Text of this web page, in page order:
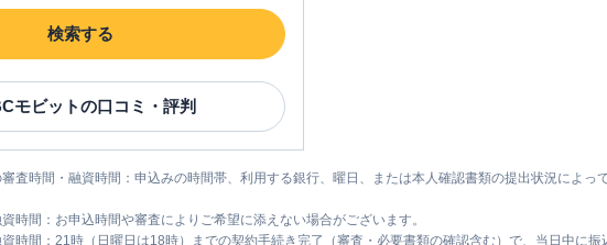
検索する
モビットの口コミ・評判
査時間・融資時間：申込みの時間帯、利用する銀行、曜日、または本人確認書類の提出状況によっ
時間：お申込時間や審査によりご希望に添えない場合がございます。
時間：21時（日曜日は18時）までの契約手続き完了（審査・必要書類の確認含む）で、当日中に